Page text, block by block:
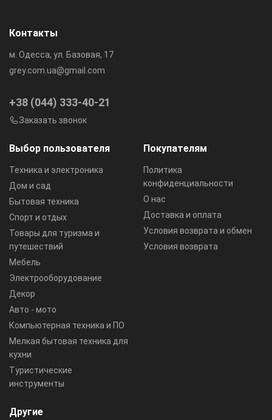
Выбор пользователя
Техника и электроника
Дом и сад
Бытовая техника
Спорт и отдых
Товары для туризма и
путешествий
Мебель
Электрооборудование
Декор
Авто - мото
Компьютерная техника и ПО
Мелкая бытовая техника для
кухни
Туристические
инструменты
Покупателям
Политика
конфиденциальности
О нас
Доставка и оплата
Условия возврата и обмен
Условия возврата
Другие
Контакты
м. Одесса, ул. Базовая, 17
grey.com.ua@gmail.com
+38 (044) 333-40-21
Заказать звонок